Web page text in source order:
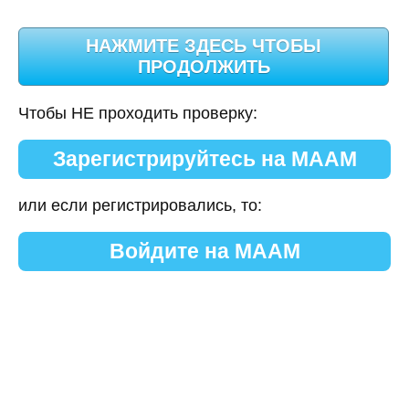
Чтобы НЕ проходить проверку:
Зарегистрируйтесь на МААМ
или если регистрировались, то:
Войдите на МААМ